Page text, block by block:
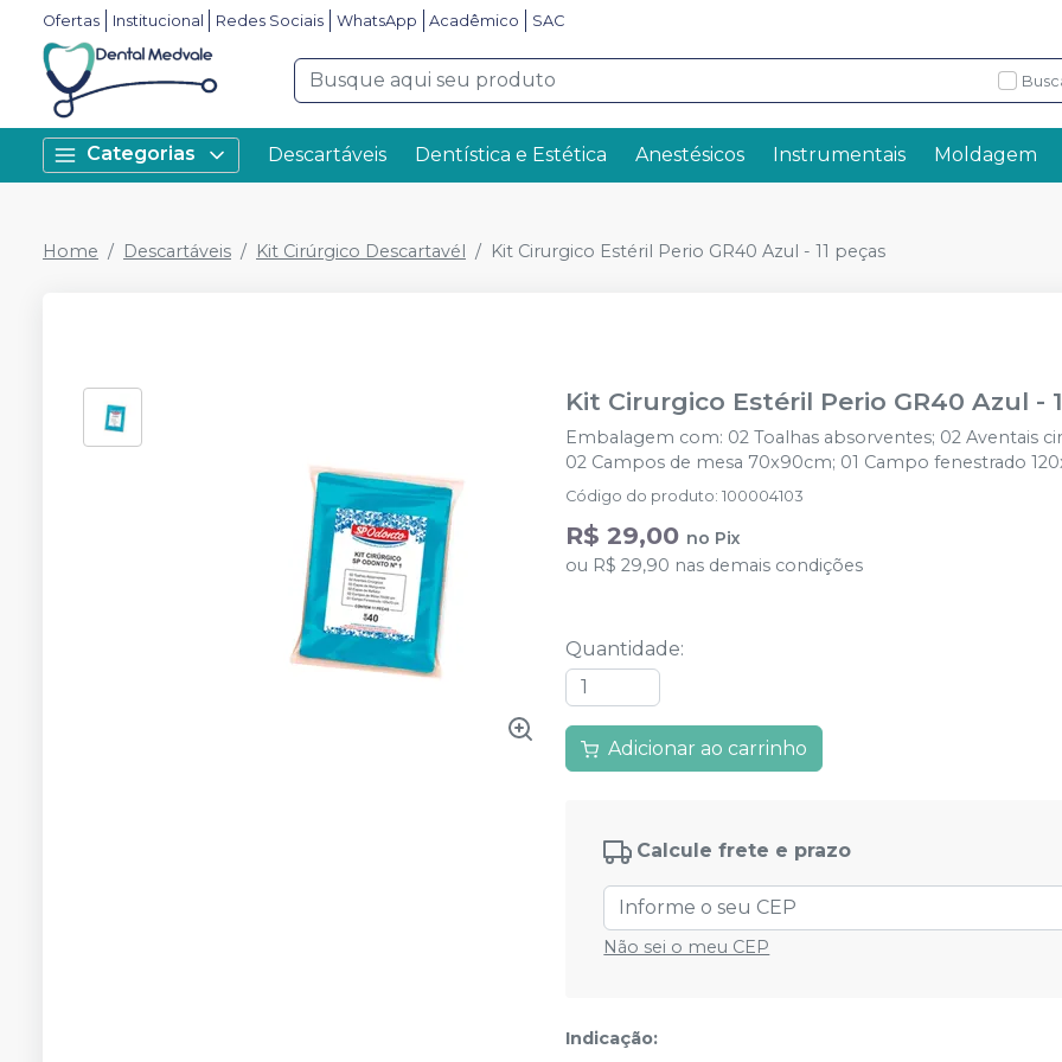
Ofertas Institucional Redes Sociais WhatsApp Acadêmico SAC
Categorias Descartáveis Dentística e Estética Anestésicos Instrumentais Moldagem
Home Descartáveis Kit Cirúrgico Descartavél Kit Cirurgico Estéril Perio GR40 Azul - 11 peças
Kit Cirurgico Estéril Perio GR40 Azul -
Embalagem com: 02 Toalhas absorventes; 02 Aventais
02 Campos de mesa 70x90cm; 01 Campo fenestrado
Código do produto:100004103
R$ 29,00 no Pix
ou R$ 29,90 nas demais condições
Quantidade:
Adicionar ao carrinho
Calcule frete e prazo
Não sei o meu CEP
Indicação: